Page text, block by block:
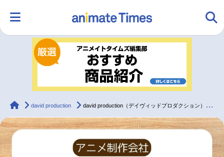
ランキング アニメ
ラジオ みんなの声
マンガ・ラノベ ゲーム・アプリ 音楽
animateTimes
david production david production（デイヴィッドプロダクション）制作 アニメ作品まとめ一覧